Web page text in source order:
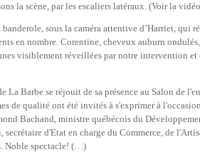
la scène, par les escaliers latéraux. (Voir la
sous la caméra attentive d’Harriet, qui
en nombre. Corentine, cheveux auburn
visiblement réveillées par notre intervention et
La Barbe se réjouit de sa présence au Salon de
de qualité ont été invités à s'exprimer à
Bachand, ministre québécois du
d'Etat en charge du Commerce, de
Noble spectacle! (…)